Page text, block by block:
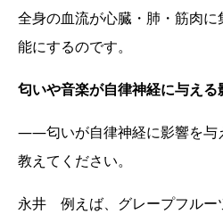
全身の血流が心臓・肺・筋肉
能にするのです。
匂いや音楽が自律神経に与える
――匂いが自律神経に影響を与
教えてください。
永井 例えば、グレープフルー